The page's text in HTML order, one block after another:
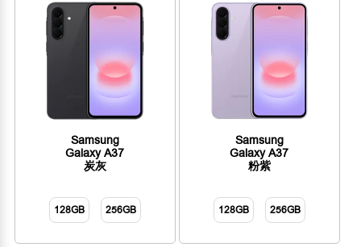
Samsung
Galaxy A37
炭灰
128GB 256GB
Samsung
Galaxy A37
粉紫
128GB 256GB